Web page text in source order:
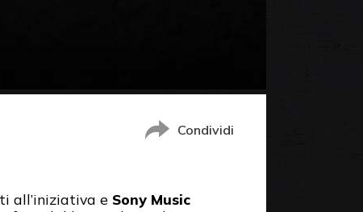
Condividi
all’iniziativa e Sony Music